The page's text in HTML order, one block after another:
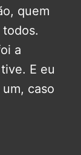
quem
a
E eu
caso